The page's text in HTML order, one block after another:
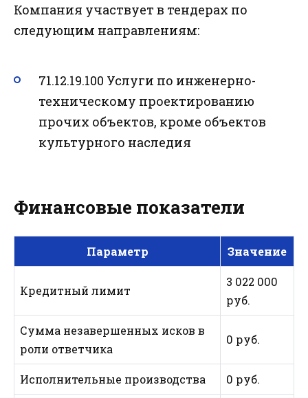
Компания участвует в тендерах по
следующим направлениям:
71.12.19.100 Услуги по инженерно-
техническому проектированию
прочих объектов, кроме объектов
культурного наследия
Финансовые показатели
Параметр Значение
Кредитный лимит
3 022 000
руб.
Сумма незавершенных исков в
роли ответчика
0 руб.
Исполнительные производства 0 руб.